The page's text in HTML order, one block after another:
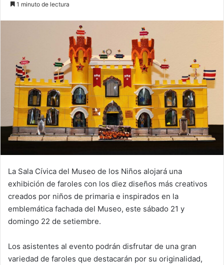
1 minuto de lectura
La Sala Cívica del Museo de los Niños alojará una
exhibición de faroles con los diez diseños más creativos
creados por niños de primaria e inspirados en la
emblemática fachada del Museo, este sábado 21 y
domingo 22 de setiembre.
Los asistentes al evento podrán disfrutar de una gran
variedad de faroles que destacarán por su originalidad,